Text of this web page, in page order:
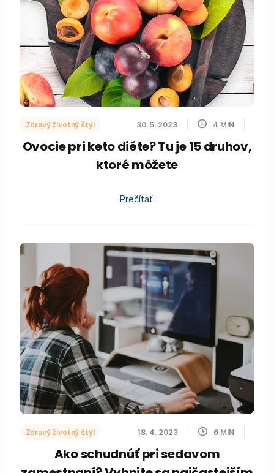
Zdravý životný štýl 30. 5. 2023 4 MIN
Ovocie pri keto diéte? Tu je 15 druhov,
ktoré môžete
Prečítať
Zdravý životný štýl 18. 4. 2023 6 MIN
Ako schudnúť pri sedavom